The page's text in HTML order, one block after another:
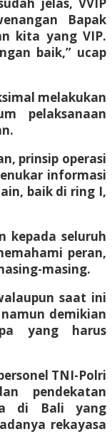
Bapak
kita yang VIP.
baik,” ucap
melakukan
pelaksanaan
prinsip operasi
informasi
baik di ring I,
kepada seluruh
peran,
masing.
saat ini
demikian
yang harus
TNI-Polri
pendekatan
di Bali yang
rekayasa